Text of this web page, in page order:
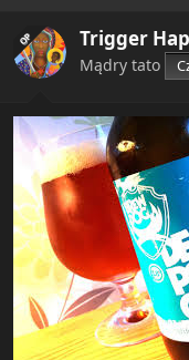
OP Trigger
Mądry tato